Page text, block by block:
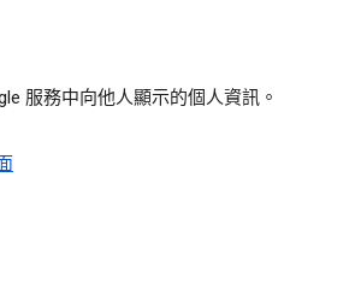
服務中向他人顯示的個人資訊。